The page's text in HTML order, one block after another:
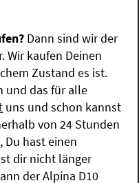
Dann sind wir der
Wir kaufen Deinen
Zustand es ist.
und das für alle
uns und schon kannst
von 24 Stunden
Du hast einen
dir nicht länger
der Alpina D10